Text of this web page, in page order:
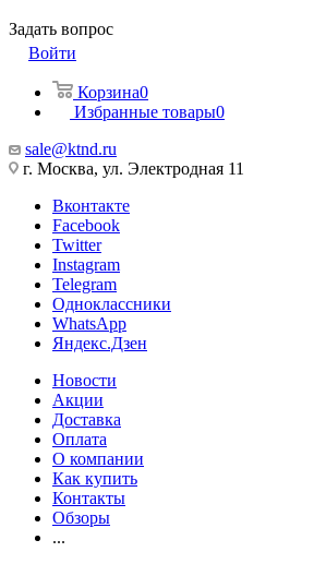
Задать вопрос
Войти
Корзина0
Избранные товары0
sale@ktnd.ru
г. Москва, ул. Электродная 11
Вконтакте
Facebook
Twitter
Instagram
Telegram
Одноклассники
WhatsApp
Яндекс.Дзен
Новости
Акции
Доставка
Оплата
О компании
Как купить
Контакты
Обзоры
...